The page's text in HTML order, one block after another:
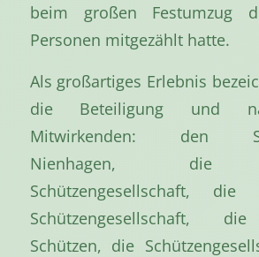
beim großen Festumzug
Personen mitgezählt hatte.
Als großartiges Erlebnis
die Beteiligung und
Mitwirkenden: den
Nienhagen, die
Schützengesellschaft, die
Schützengesellschaft,
Schützen, die